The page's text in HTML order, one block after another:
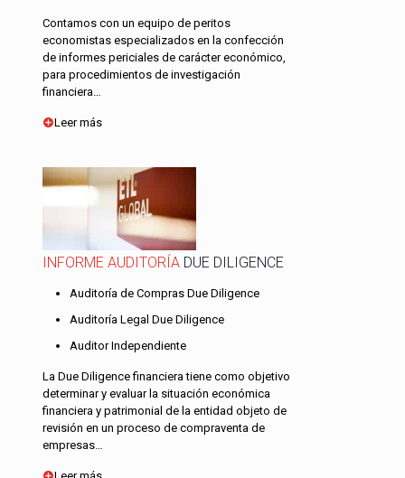
Contamos con un equipo de peritos
economistas especializados en la confección
de informes periciales de carácter económico,
para procedimientos de investigación
financiera…
Leer más
INFORME AUDITORÍA DUE DILIGENCE
Auditoría de Compras Due Diligence
Auditoría Legal Due Diligence
Auditor Independiente
La Due Diligence financiera tiene como objetivo
determinar y evaluar la situación económica
financiera y patrimonial de la entidad objeto de
revisión en un proceso de compraventa de
empresas…